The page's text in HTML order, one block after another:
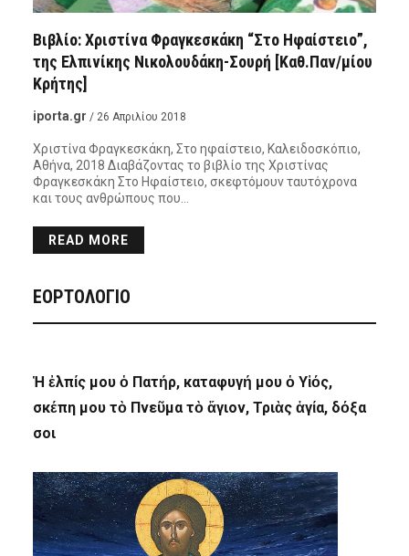
Βιβλίο: Χριστίνα Φραγκεσκάκη “Στο Ηφαίστειο”,
της Ελπινίκης Νικολουδάκη-Σουρή [Καθ.Παν/μίου
Κρήτης]
iporta.gr / 26 Απριλίου 2018
Χριστίνα Φραγκεσκάκη, Στο ηφαίστειο, Καλειδοσκόπιο,
Αθήνα, 2018 Διαβάζοντας το βιβλίο της Χριστίνας
Φραγκεσκάκη Στο Ηφαίστειο, σκεφτόμουν ταυτόχρονα
και τους ανθρώπους που…
READ MORE
ΕΟΡΤΟΛΟΓΙΟ
Ἡ ἐλπίς μου ὁ Πατήρ, καταφυγή μου ὁ Υἱός,
σκέπη μου τὸ Πνεῦμα τὸ ἅγιον, Τριὰς ἁγία, δόξα
σοι